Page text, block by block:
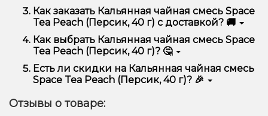
Мы предлагаем только оригинальную продукцию,
широкий ассортимент, выгодные цены и быструю
доставку. Кроме того, у нас регулярные акции и
скидки для клиентов!
Как заказать Кальянная чайная смесь Space
Tea Peach (Персик, 40 г) с доставкой? 🚚
Оформить заказ можно в несколько кликов:
Добавьте Кальянная чайная смесь Space Tea
Peach (Персик, 40 г) в корзину.
Перейдите к оформлению заказа.
доставки.
Подтвердите заказ – мы быстро отправим его
Как выбрать Кальянная чайная смесь Space
Tea Peach (Персик, 40 г)? 🤔
Выбор зависит от ваших предпочтений – например,
если это кальян, учитывайте размер, материал и тип
чаши, если вейп – мощность и вкус. Наши
Есть ли скидки на Кальянная чайная смесь
Space Tea Peach (Персик, 40 г)? 🎉
специальные предложения. Следите за
Отзывы о товаре: